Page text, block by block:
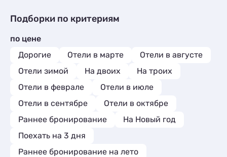
Базы отдыха
Апартаменты 3
Квартиры посуточно 59
Санатории
Эллинги
Комнаты 3
Мини-отели
Гостиницы и отели 9
Квартиры посуточно
Базы отдыха 1
Глэмпинги
Подборки по критериям
по цене
Дорогие
Отели в марте
Отели в августе
Отели зимой
На двоих
На троих
Отели в феврале
Отели в июле
Отели в сентябре
Отели в октябре
Раннее бронирование
На Новый год
Поехать на 3 дня
Раннее бронирование на лето